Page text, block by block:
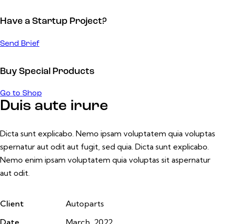
Have a Startup Project?
Send Brief
Buy Special Products
Go to Shop
Duis aute irure
Dicta sunt explicabo. Nemo ipsam voluptatem quia voluptas
spernatur aut odit aut fugit, sed quia. Dicta sunt explicabo.
Nemo enim ipsam voluptatem quia voluptas sit aspernatur
aut odit.
Client
Autoparts
Date
March, 2022